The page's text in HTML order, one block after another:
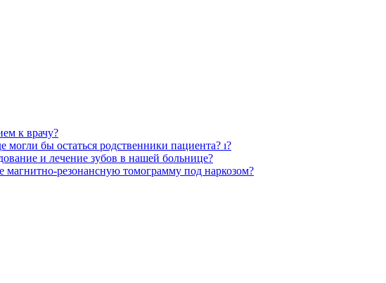
к врачу?
могли бы остаться родственники пациента? ı?
и лечение зубов в нашей больнице?
магнитно-резонансную томограмму под наркозом?